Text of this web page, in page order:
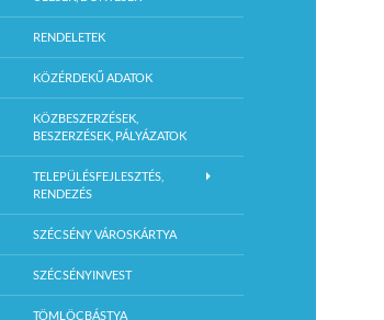
RENDELETEK
KÖZÉRDEKŰ ADATOK
KÖZBESZERZÉSEK,
BESZERZÉSEK, PÁLYÁZATOK
TELEPÜLÉSFEJLESZTÉS,
RENDEZÉS
SZÉCSÉNY VÁROSKÁRTYA
SZÉCSÉNYINVEST
TÖMLÖCBÁSTYA